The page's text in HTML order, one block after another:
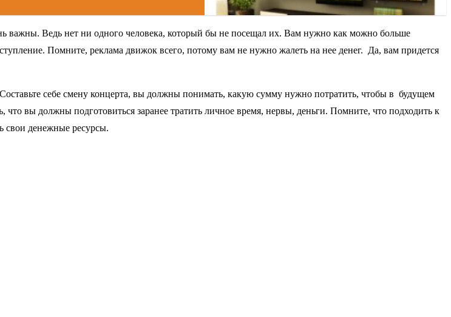
важны. Ведь нет ни одного человека, который бы не посещал их. Вам нужно как можно больше
Помните, реклама движок всего, потому вам не нужно жалеть на нее денег. Да, вам придется
себе смену концерта, вы должны понимать, какую сумму нужно потратить, чтобы в будущем
вы должны подготовиться заранее тратить личное время, нервы, деньги. Помните, что подходить к
свои денежные ресурсы.